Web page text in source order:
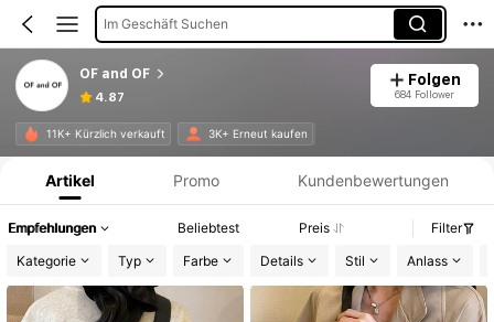
Im Geschäft Suchen
OF and OF
4.87
Folgen
684 Follower
11K+ Kürzlich verkauft 3K+ Erneut kaufen
Produktinformation: Preisangabe, Verkaufs- und Lagerbestandsdetails.
Artikel Promo Kundenbewertungen
Empfehlungen Beliebtest Preis
Filter
Kategorie
Typ Farbe Details Stil Anlass